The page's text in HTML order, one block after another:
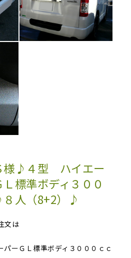
様♪４型 ハイエー
標準ボディ３００
人（8+2）♪
文は
ーＧＬ標準ボディ３０００ｃｃ